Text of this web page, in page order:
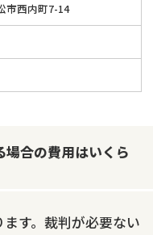
市西内町7-14
合の費用はいくら
す。裁判が必要ない